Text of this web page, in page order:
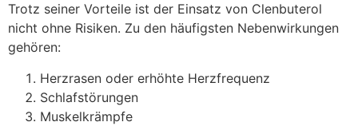
Trotz seiner Vorteile ist der Einsatz von Clenbuterol
nicht ohne Risiken. Zu den häufigsten Nebenwirkungen
gehören:
Herzrasen oder erhöhte Herzfrequenz
Schlafstörungen
Muskelkrämpfe